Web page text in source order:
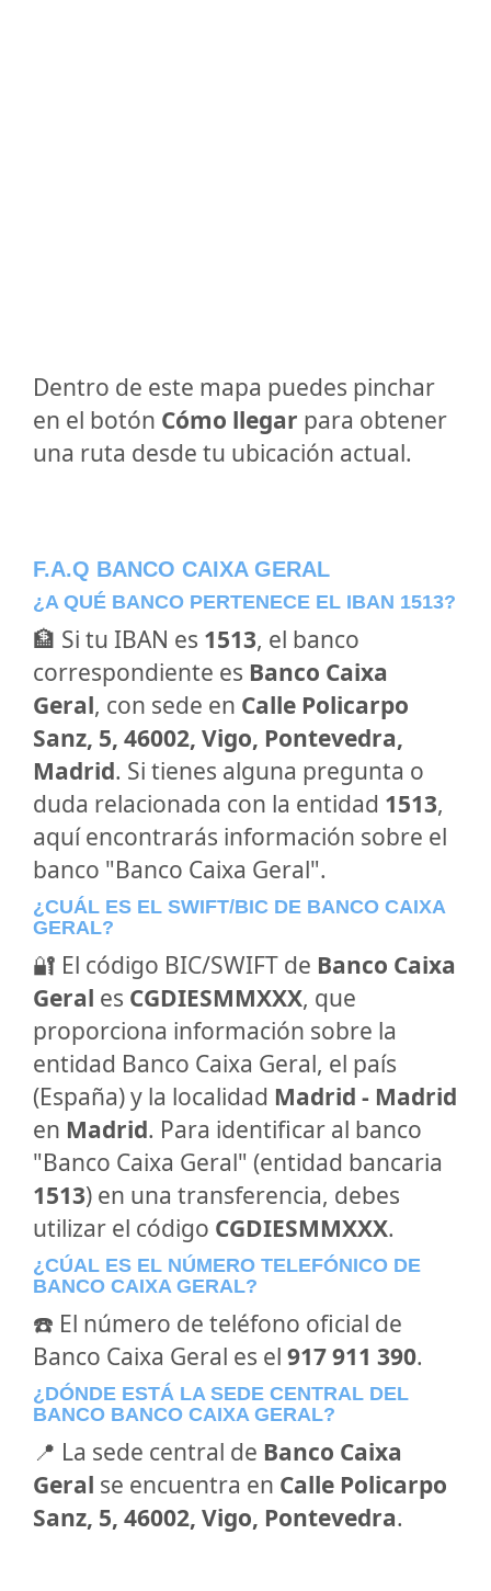
Dentro de este mapa puedes pinchar
en el botón Cómo llegar para obtener
una ruta desde tu ubicación actual.
F.A.Q BANCO CAIXA GERAL
¿A QUÉ BANCO PERTENECE EL IBAN 1513?
🏦 Si tu IBAN es 1513, el banco
correspondiente es Banco Caixa
Geral, con sede en Calle Policarpo
Sanz, 5, 46002, Vigo, Pontevedra,
Madrid. Si tienes alguna pregunta o
duda relacionada con la entidad 1513,
aquí encontrarás información sobre el
banco "Banco Caixa Geral".
¿CUÁL ES EL SWIFT/BIC DE BANCO CAIXA
GERAL?
🔐 El código BIC/SWIFT de Banco Caixa
Geral es CGDIESMMXXX, que
proporciona información sobre la
entidad Banco Caixa Geral, el país
(España) y la localidad Madrid - Madrid
en Madrid. Para identificar al banco
"Banco Caixa Geral" (entidad bancaria
1513) en una transferencia, debes
utilizar el código CGDIESMMXXX.
¿CÚAL ES EL NÚMERO TELEFÓNICO DE
BANCO CAIXA GERAL?
☎️ El número de teléfono oficial de
Banco Caixa Geral es el 917 911 390.
¿DÓNDE ESTÁ LA SEDE CENTRAL DEL
BANCO BANCO CAIXA GERAL?
📍 La sede central de Banco Caixa
Geral se encuentra en Calle Policarpo
Sanz, 5, 46002, Vigo, Pontevedra.